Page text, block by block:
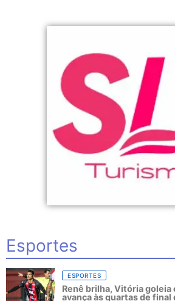
Esportes
ESPORTES
Renê brilha, Vitória goleia
avança às quartas de final